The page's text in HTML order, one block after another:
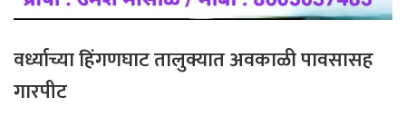
वर्ध्याच्या हिंगणघाट तालुक्यात अवकाळी पावसासह
गारपीट